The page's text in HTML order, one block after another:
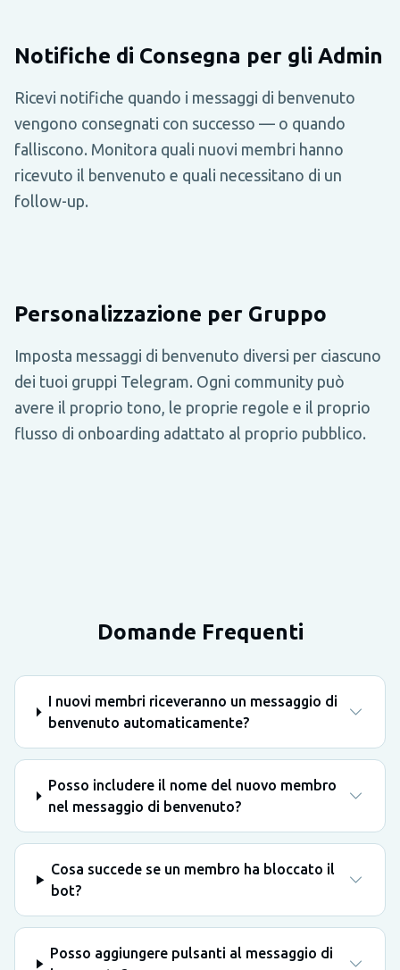
Notifiche di Consegna per gli Admin
Ricevi notifiche quando i messaggi di benvenuto
vengono consegnati con successo — o quando
falliscono. Monitora quali nuovi membri hanno
ricevuto il benvenuto e quali necessitano di un
follow-up.
Personalizzazione per Gruppo
Imposta messaggi di benvenuto diversi per ciascuno
dei tuoi gruppi Telegram. Ogni community può
avere il proprio tono, le proprie regole e il proprio
flusso di onboarding adattato al proprio pubblico.
Domande Frequenti
I nuovi membri riceveranno un messaggio di
benvenuto automaticamente?
Posso includere il nome del nuovo membro
nel messaggio di benvenuto?
Cosa succede se un membro ha bloccato il
bot?
Posso aggiungere pulsanti al messaggio di